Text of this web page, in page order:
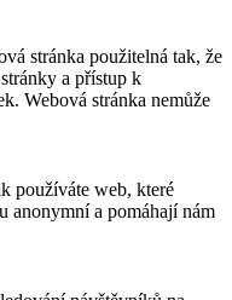
stránka použitelná tak, že
a přístup k
Webová stránka nemůže
používáte web, které
anonymní a pomáhají nám